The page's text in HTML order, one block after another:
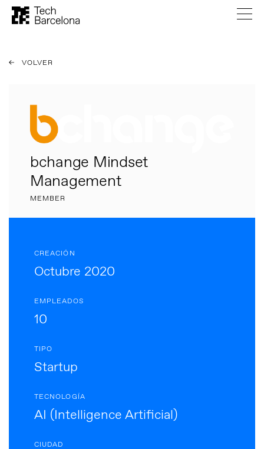
VOLVER
bchange Mindset
Management
MEMBER
CREACIÓN
Octubre 2020
EMPLEADOS
10
TIPO
Startup
TECNOLOGÍA
AI (Intelligence Artificial)
CIUDAD